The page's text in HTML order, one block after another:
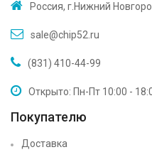
Россия, г.Нижний
sale@chip52.ru
(831) 410-44-99
Открыто: Пн-Пт 10:00 -
Покупателю
Доставка